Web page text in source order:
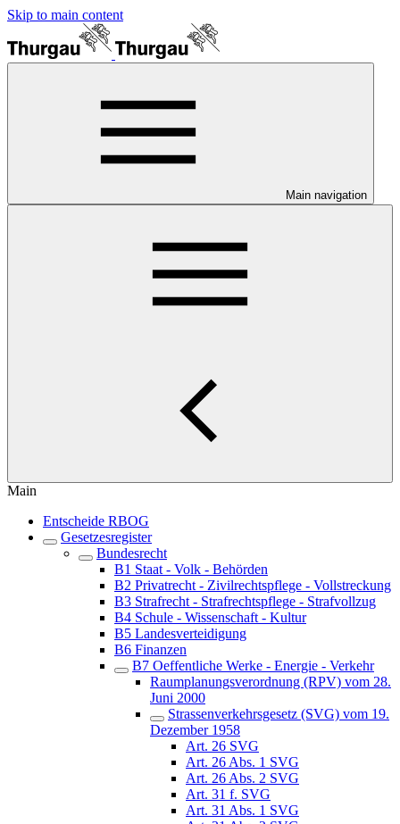
Skip to main content
Main navigation
Main
Entscheide RBOG
Gesetzesregister
Bundesrecht
B1 Staat - Volk - Behörden
B2 Privatrecht - Zivilrechtspflege - Vollstreckung
B3 Strafrecht - Strafrechtspflege - Strafvollzug
B4 Schule - Wissenschaft - Kultur
B5 Landesverteidigung
B6 Finanzen
B7 Oeffentliche Werke - Energie - Verkehr
Raumplanungsverordnung (RPV) vom 28.
Juni 2000
Strassenverkehrsgesetz (SVG) vom 19.
Dezember 1958
Art. 26 SVG
Art. 26 Abs. 1 SVG
Art. 26 Abs. 2 SVG
Art. 31 f. SVG
Art. 31 Abs. 1 SVG